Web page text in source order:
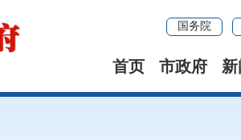
国务院
首页 市政府